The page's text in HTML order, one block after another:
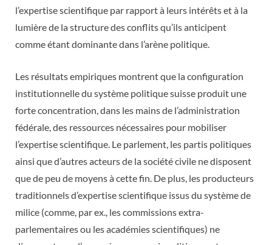
l’expertise scientifique par rapport à leurs intérêts et à la
lumière de la structure des conflits qu’ils anticipent
comme étant dominante dans l’arène politique.
Les résultats empiriques montrent que la configuration
institutionnelle du système politique suisse produit une
forte concentration, dans les mains de l’administration
fédérale, des ressources nécessaires pour mobiliser
l’expertise scientifique. Le parlement, les partis politiques
ainsi que d’autres acteurs de la société civile ne disposent
que de peu de moyens à cette fin. De plus, les producteurs
traditionnels d’expertise scientifique issus du système de
milice (comme, par ex., les commissions extra-
parlementaires ou les académies scientifiques) ne